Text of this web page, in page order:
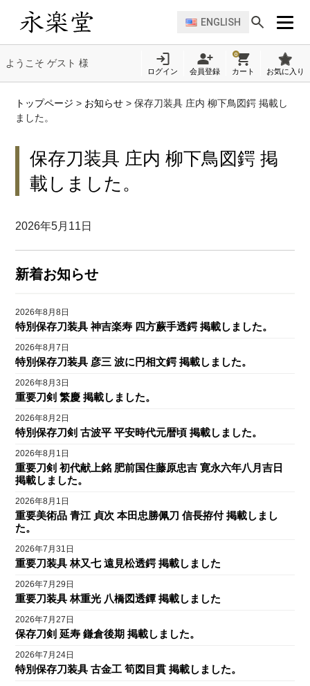
ENGLISH
ようこそ ゲスト 様
ログイン 会員登録
0
カート お気に入り
トップページ > お知らせ >保存刀装具 庄内 柳下鳥図鍔 掲載し
ました。
保存刀装具 庄内 柳下鳥図鍔 掲
載しました。
2026年5月11日
新着お知らせ
2026年8月8日
特別保存刀装具 神吉楽寿 四方蕨手透鍔 掲載しました。
2026年8月7日
特別保存刀装具 彦三 波に円相文鍔 掲載しました。
2026年8月3日
重要刀剣 繁慶 掲載しました。
2026年8月2日
特別保存刀剣 古波平 平安時代元暦頃 掲載しました。
2026年8月1日
重要刀剣 初代献上銘 肥前国住藤原忠吉 寛永六年八月吉日
掲載しました。
2026年8月1日
重要美術品 青江 貞次 本田忠勝佩刀 信長拵付 掲載しまし
た。
2026年7月31日
重要刀装具 林又七 遠見松透鍔 掲載しました
2026年7月29日
重要刀装具 林重光 八橋図透鐔 掲載しました
2026年7月27日
保存刀剣 延寿 鎌倉後期 掲載しました。
2026年7月24日
特別保存刀装具 古金工 筍図目貫 掲載しました。